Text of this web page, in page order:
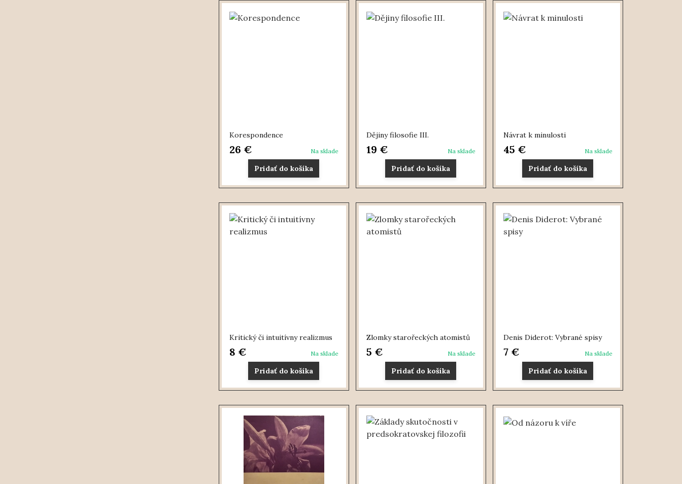
Korespondence
26 € Na sklade
Pridať do košíka
Dějiny filosofie III.
19 € Na sklade
Pridať do košíka
Návrat k minulosti
45 € Na sklade
Pridať do košíka
Kritický či intuitívny realizmus
8 € Na sklade
Pridať do košíka
Zlomky starořeckých atomistů
5 € Na sklade
Pridať do košíka
Denis Diderot: Vybrané spisy
7 € Na sklade
Pridať do košíka